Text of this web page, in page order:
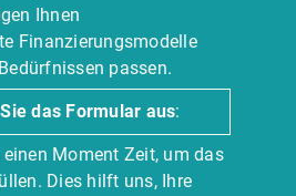
Ihnen
Finanzierungsmodelle
passen.
das Formular aus:
einen Moment Zeit, um das
Dies hilft uns, Ihre